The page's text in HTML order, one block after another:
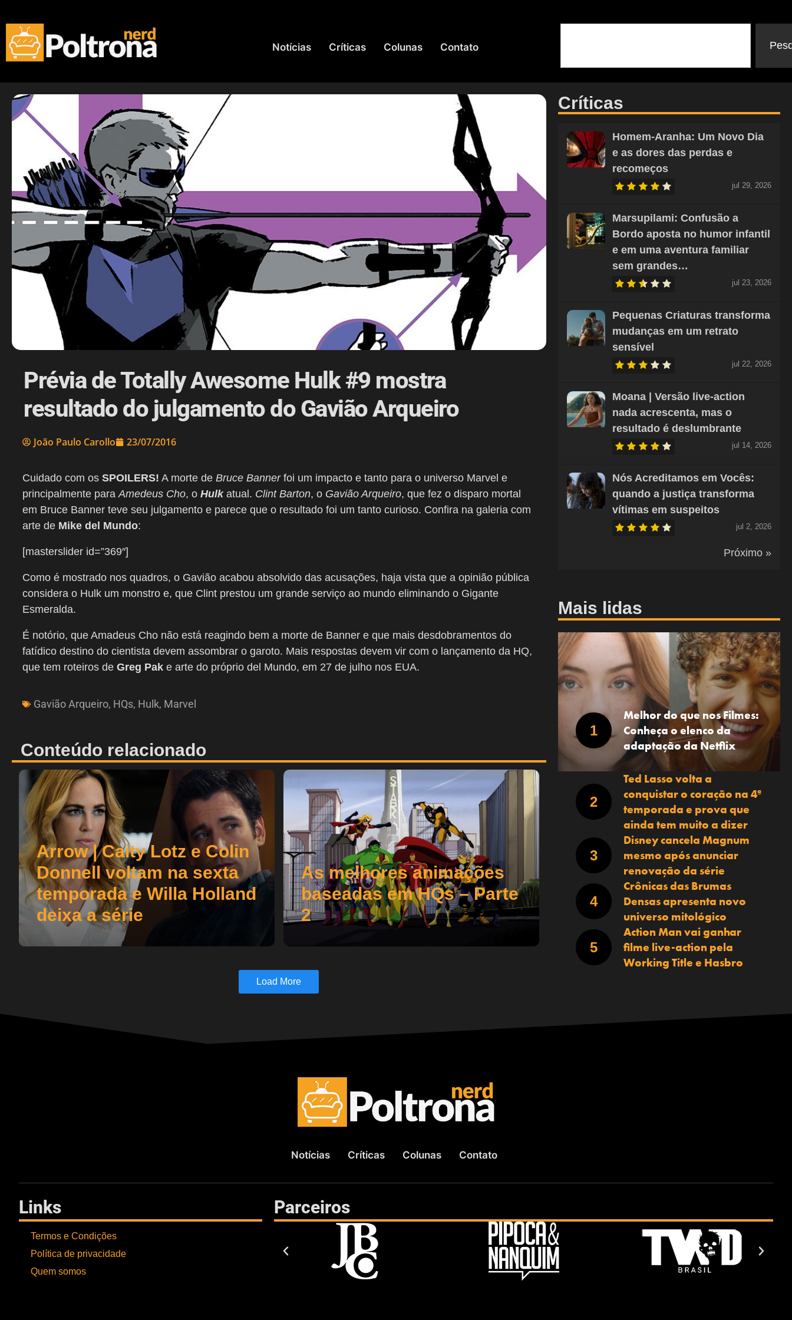
Notícias Críticas Colunas Contato
Prévia de Totally Awesome Hulk #9 mostra
resultado do julgamento do Gavião Arqueiro
João Paulo Carollo 23/07/2016
Cuidado com os SPOILERS! A morte de Bruce Bannerfoi um impacto e tanto para o universo Marvel e
principalmente paraAmedeus Cho, o Hulkatual. Clint Barton, o Gavião Arqueiro, que fez o disparo mortal
em Bruce Banner teve seu julgamento e parece que o resultado foi um tanto curioso. Confira na galeria com
arte de Mike del Mundo:
[masterslider id=”369″]
Como é mostrado nos quadros, o Gavião acabou absolvido das acusações, haja vista que a opinião pública
considera o Hulk um monstro e, que Clint prestou um grande serviço ao mundo eliminando o Gigante
Esmeralda.
É notório, que Amadeus Cho não está reagindo bem a morte de Banner e que mais desdobramentos do
fatídico destino do cientista devem assombrar o garoto. Mais respostas devem vir com o lançamento da HQ,
que tem roteiros de Greg Pak e arte do próprio del Mundo, em 27 de julho nos EUA.
Gavião Arqueiro, HQs, Hulk, Marvel
Conteúdo relacionado
Arrow | Caity Lotz e Colin
Donnell voltam na sexta
temporada e Willa Holland
deixa a série
As melhores animações
baseadas em HQs – Parte
2
Load More
Críticas
Homem-Aranha: Um Novo Dia
e as dores das perdas e
recomeços
jul 29, 2026
Marsupilami: Confusão a
Bordo aposta no humor infantil
e em uma aventura familiar
sem grandes…
jul 23, 2026
Pequenas Criaturas transforma
mudanças em um retrato
sensível
jul 22, 2026
Moana | Versão live-action
nada acrescenta, mas o
resultado é deslumbrante
jul 14, 2026
Nós Acreditamos em Vocês:
quando a justiça transforma
vítimas em suspeitos
jul 2, 2026
Próximo »
Mais lidas
Melhor do que nos Filmes:
Conheça o elenco da
adaptação da Netflix
Ted Lasso volta a
conquistar o coração na 4ª
temporada e prova que
ainda tem muito a dizer
Disney cancela Magnum
mesmo após anunciar
renovação da série
Crônicas das Brumas
Densas apresenta novo
universo mitológico
Action Man vai ganhar
filme live-action pela
Working Title e Hasbro
Notícias Críticas Colunas Contato
Links
Termos e Condições
Política de privacidade
Quem somos
Parceiros